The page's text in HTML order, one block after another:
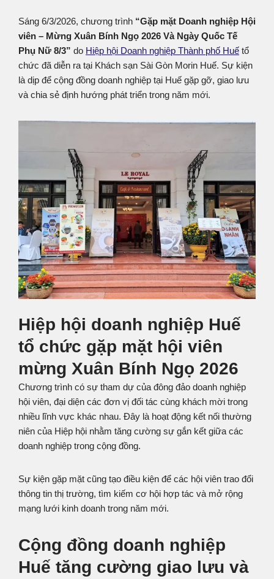
Sáng 6/3/2026, chương trình “Gặp mặt Doanh nghiệp Hội
viên – Mừng Xuân Bính Ngọ 2026 Và Ngày Quốc Tế
Phụ Nữ 8/3” do Hiệp hội Doanh nghiệp Thành phố Huế tổ
chức đã diễn ra tại Khách sạn Sài Gòn Morin Huế. Sự kiện
là dịp để cộng đồng doanh nghiệp tại Huế gặp gỡ, giao lưu
và chia sẻ định hướng phát triển trong năm mới.
Hiệp hội doanh nghiệp Huế
tổ chức gặp mặt hội viên
mừng Xuân Bính Ngọ 2026
Chương trình có sự tham dự của đông đảo doanh nghiệp
hội viên, đại diện các đơn vị đối tác cùng khách mời trong
nhiều lĩnh vực khác nhau. Đây là hoạt động kết nối thường
niên của Hiệp hội nhằm tăng cường sự gắn kết giữa các
doanh nghiệp trong cộng đồng.
Sự kiện gặp mặt cũng tạo điều kiện để các hội viên trao đổi
thông tin thị trường, tìm kiếm cơ hội hợp tác và mở rộng
mạng lưới kinh doanh trong năm mới.
Cộng đồng doanh nghiệp
Huế tăng cường giao lưu và